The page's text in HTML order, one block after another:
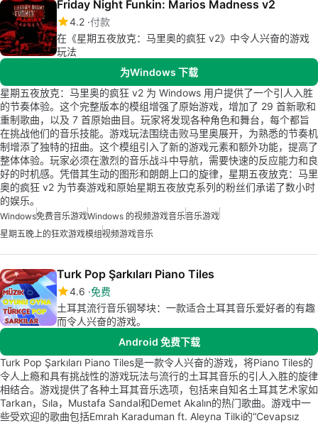
Friday Night Funkin: Marios Madness v2
4.2 付款
在《星期五夜放克：马里奥的疯狂 v2》中令人兴奋的游戏
玩法
为Windows 下载
星期五夜放克：马里奥的疯狂 v2 为 Windows 用户提供了一个引人入胜
的节奏体验。这个完整版本的模组增强了原始游戏，增加了 29 首新歌和
重制歌曲，以及 7 首原始曲目。玩家将发现各种角色和舞台，每个都旨
在挑战他们的音乐技能。游戏玩法围绕击败马里奥展开，为熟悉的节奏机
制增添了独特的扭曲。这个模组引入了新的游戏元素和额外功能，提高了
整体体验。玩家必须在激烈的音乐战斗中导航，需要快速的反应能力和良
好的时机感。凭借其生动的图形和朗朗上口的旋律，星期五夜放克：马里
奥的疯狂 v2 为节奏游戏和原始星期五夜放克系列的粉丝们承诺了数小时
的娱乐。
Windows免费音乐游戏Windows 的视频游戏音乐音乐游戏
星期五晚上的狂欢游戏模组视频游戏音乐
Turk Pop Şarkıları Piano Tiles
4.6 免费
土耳其流行音乐钢琴块：一款适合土耳其音乐爱好者的有趣
而令人兴奋的游戏。
Android 免费下载
Turk Pop Şarkıları Piano Tiles是一款令人兴奋的游戏，将Piano Tiles的
令人上瘾和具有挑战性的游戏玩法与流行的土耳其音乐的引人入胜的旋律
相结合。游戏提供了各种土耳其音乐选项，包括来自知名土耳其艺术家如
Tarkan，Sıla，Mustafa Sandal和Demet Akalın的热门歌曲。游戏中一
些受欢迎的歌曲包括Emrah Karaduman ft. Aleyna Tilki的“Cevapsız